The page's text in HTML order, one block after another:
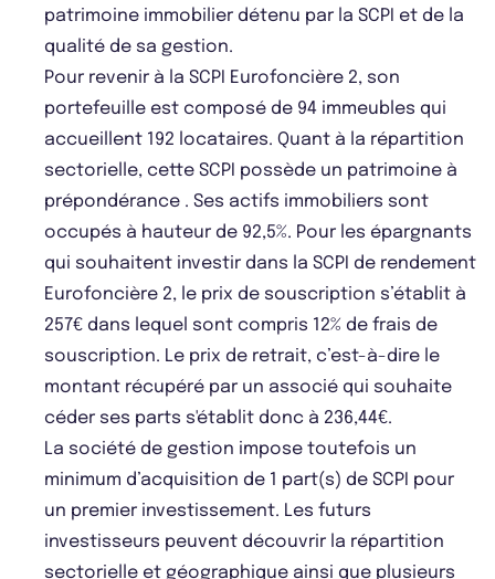
patrimoine immobilier détenu par la SCPI et de la
qualité de sa gestion.
Pour revenir à la SCPI Eurofoncière 2, son
portefeuille est composé de 94 immeubles qui
accueillent 192 locataires. Quant à la répartition
sectorielle, cette SCPI possède un patrimoine à
prépondérance . Ses actifs immobiliers sont
occupés à hauteur de 92,5%. Pour les épargnants
qui souhaitent investir dans la SCPI de rendement
Eurofoncière 2, le prix de souscription s’établit à
257€ dans lequel sont compris 12% de frais de
souscription. Le prix de retrait, c’est-à-dire le
montant récupéré par un associé qui souhaite
céder ses parts s'établit donc à 236,44€.
La société de gestion impose toutefois un
minimum d’acquisition de 1 part(s) de SCPI pour
un premier investissement. Les futurs
investisseurs peuvent découvrir la répartition
sectorielle et géographique ainsi que plusieurs